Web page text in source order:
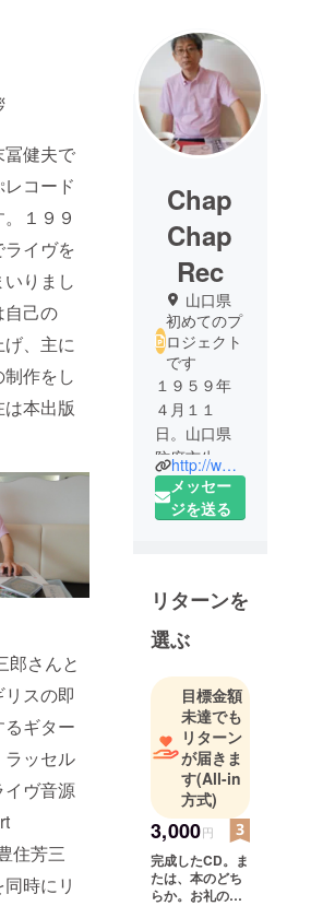
冨健夫で
コード
１９９
ライヴを
りまし
自己の
、主に
作をし
本出版
郎さんと
スの即
ギター
ラッセル
イヴ音源
住芳三
時にリ
Chap
Chap
Rec
山口県
初めてのプ
ロジェクト
です
１９５９年
４月１１
日。山口県
防府市生ま
れ。現在も
在住。大学
に乗る。１
９８９年市
内で喫茶店
「カフェ・
アモレス」
を開業。毎
月内外の主
に即興演奏
家を呼び、
ライヴを店
内やホール
等で主催す
る。９４年
http://www.chapchap-music.com
メッセー
ジを送る
リターンを
選ぶ
目標金額
未達でも
リターン
が届きま
す(All-in
方式)
3,000円
完成したCD。ま
たは、本のどち
らか。お礼の